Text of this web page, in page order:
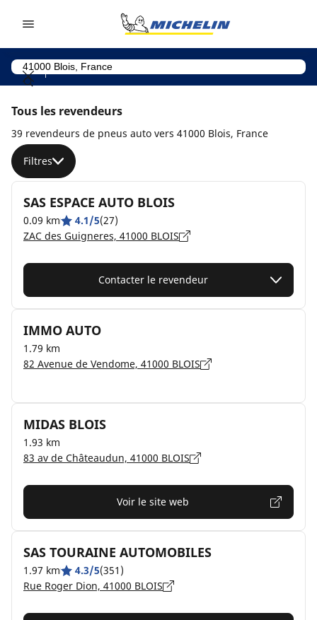
Tous les revendeurs
39 revendeurs de pneus auto vers 41000 Blois, France
Filtres
SAS ESPACE AUTO BLOIS
0.09 km 4.1/5(27)
ZAC des Guigneres, 41000 BLOIS
Contacter le revendeur
IMMO AUTO
1.79 km
82 Avenue de Vendome, 41000 BLOIS
MIDAS BLOIS
1.93 km
83 av de Châteaudun, 41000 BLOIS
Voir le site web
SAS TOURAINE AUTOMOBILES
1.97 km 4.3/5(351)
Rue Roger Dion, 41000 BLOIS